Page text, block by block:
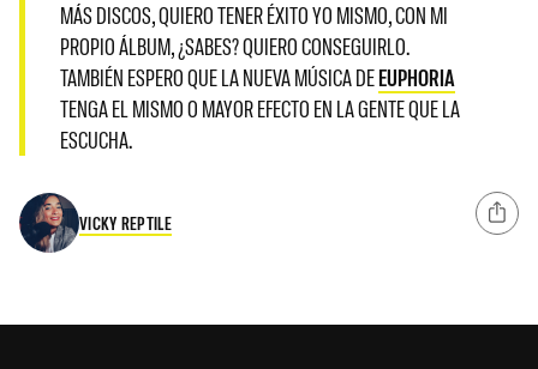
MÁS DISCOS, QUIERO TENER ÉXITO YO MISMO, CON MI
PROPIO ÁLBUM, ¿SABES? QUIERO CONSEGUIRLO.
TAMBIÉN ESPERO QUE LA NUEVA MÚSICA DEEUPHORIA
TENGA EL MISMO O MAYOR EFECTO EN LA GENTE QUE LA
ESCUCHA.
VICKY REPTILE